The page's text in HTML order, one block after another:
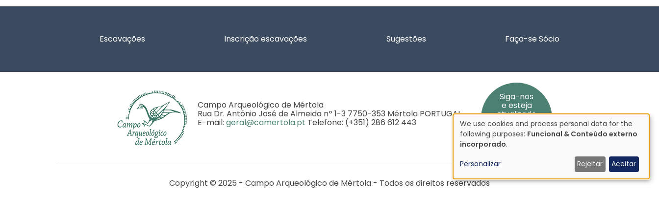
Escavações Inscrição escavações Sugestões Faça-se Sócio
Campo Arqueológico de Mértola
Rua Dr. António José de Almeida nº 1-3 7750-353 Mértola PORTUGAL
E-mail: geral@camertola.pt Telefone: (+351) 286 612 443
Siga-nos
e esteja
atualizado
Copyright © 2025 - Campo Arqueológico de Mértola - Todos os direitos reservados
Utilização
de
dados
pessoais
e
We use cookies and process personal data for the
following purposes: Funcional & Conteúdo externo
incorporado.
Personalizar Rejeitar Aceitar